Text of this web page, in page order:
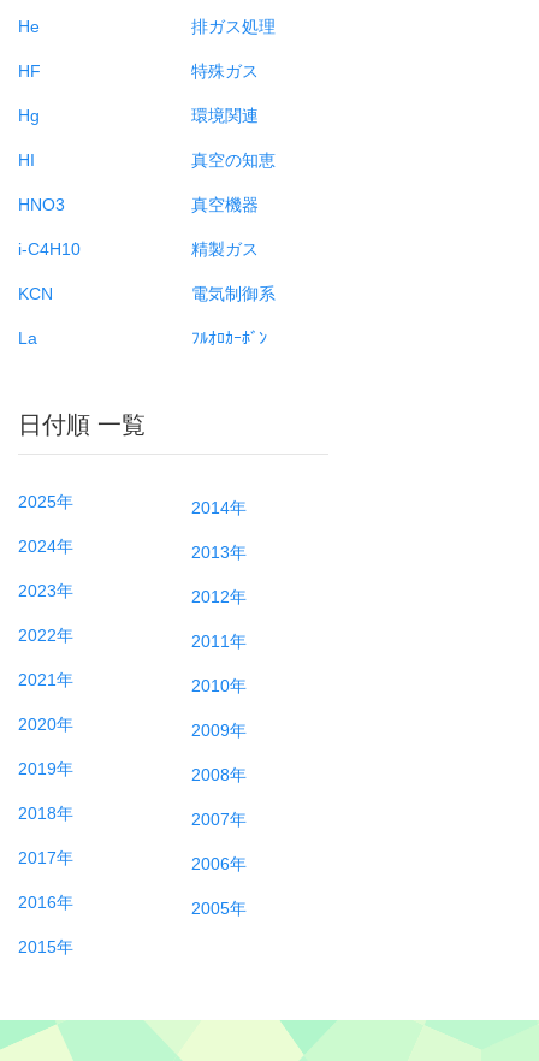
He
HF
Hg
HI
HNO3
i-C4H10
KCN
La
排ガス処理
特殊ガス
環境関連
真空の知恵
真空機器
精製ガス
電気制御系
ﾌﾙｵﾛｶｰﾎﾞﾝ
日付順 一覧
2025年
2024年
2023年
2022年
2021年
2020年
2019年
2018年
2017年
2016年
2015年
2014年
2013年
2012年
2011年
2010年
2009年
2008年
2007年
2006年
2005年